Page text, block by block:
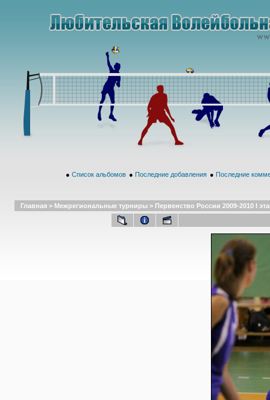
● Список альбомов ● Последние добавления ● Последние
Главная > Межрегиональные турниры > Первенство России 2009-2010 I